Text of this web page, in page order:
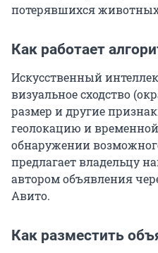
потерявшихся
Как работает
Искусственный
визуальное сходство
размер и другие
геолокацию и
обнаружении
предлагает владельцу
автором объявления
Авито.
Как разместить